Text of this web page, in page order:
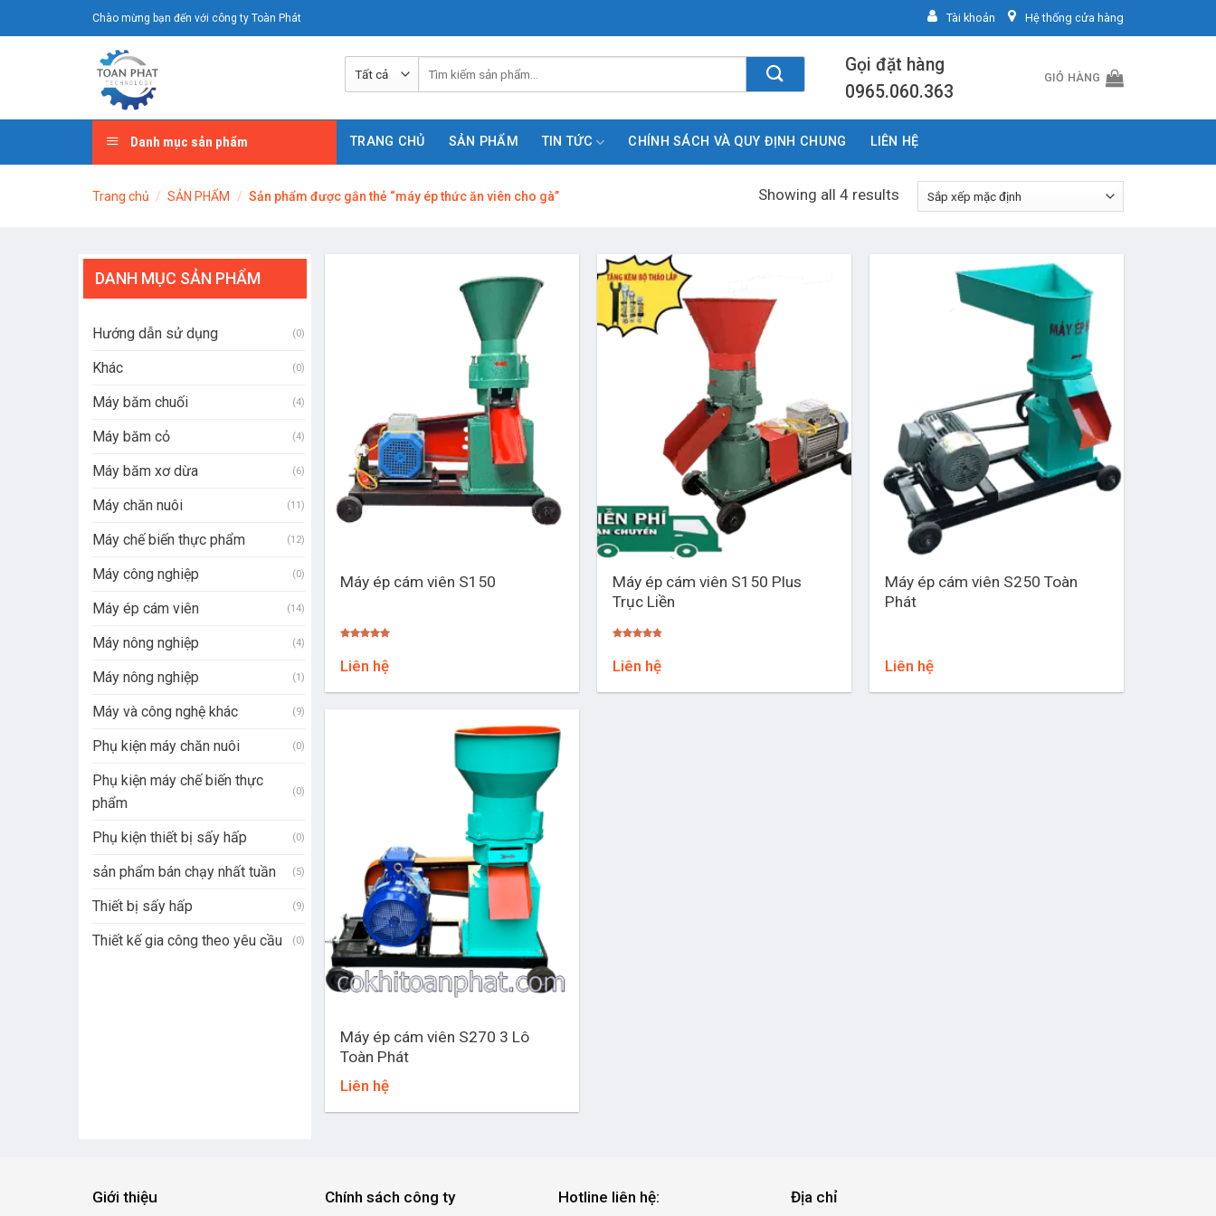
đến
Chào mừng bạn đến với công ty Toàn Phát Tài khoản Hệ thống cửa hàng
Gọi đặt hàng
0965.060.363
GIỎ HÀNG
Danh mục sản phẩm TRANG CHỦ SẢN PHẨM TIN TỨC CHÍNH SÁCH VÀ QUY ĐỊNH CHUNG LIÊN HỆ
Trang chủ / SẢN PHẨM / Sản phẩm được gắn thẻ “máy ép thức ăn viên cho gà” Showing all 4 results
DANH MỤC SẢN PHẨM
Hướng dẫn sử dụng (0)
Khác (0)
Máy băm chuối (4)
Máy băm cỏ (4)
Máy băm xơ dừa (6)
Máy chăn nuôi (11)
Máy chế biến thực phẩm (12)
Máy công nghiệp (0)
Máy ép cám viên (14)
Máy nông nghiệp (4)
Máy nông nghiệp (1)
Máy và công nghệ khác (9)
Phụ kiện máy chăn nuôi (0)
Phụ kiện máy chế biến thực
phẩm
(0)
Phụ kiện thiết bị sấy hấp (0)
sản phẩm bán chạy nhất tuần (5)
Thiết bị sấy hấp (9)
Thiết kế gia công theo yêu cầu (0)
Máy ép cám viên S150
5.00
5 sao
Liên hệ
Máy ép cám viên S150 Plus
Trục Liền
4.76
5 sao
Liên hệ
Máy ép cám viên S250 Toàn
Phát
Liên hệ
Máy ép cám viên S270 3 Lô
Toàn Phát
Liên hệ
Giới thiệu Chính sách công ty Hotline liên hệ: Địa chỉ